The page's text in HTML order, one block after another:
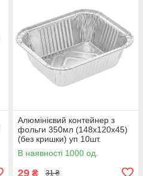
Алюмінієвий контейнер з
фольги 350мл (148х120х45)
(без кришки) уп 10шт.
В наявності 1000 од.
29 ₴ 31 ₴